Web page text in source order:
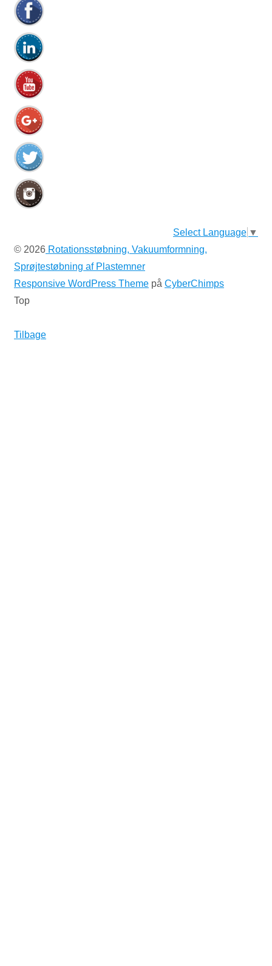
efter:
Select Language ▼
© 2026 Rotationsstøbning, Vakuumformning,
Sprøjtestøbning af Plastemner
Responsive WordPress Theme på CyberChimps
Top
Tilbage